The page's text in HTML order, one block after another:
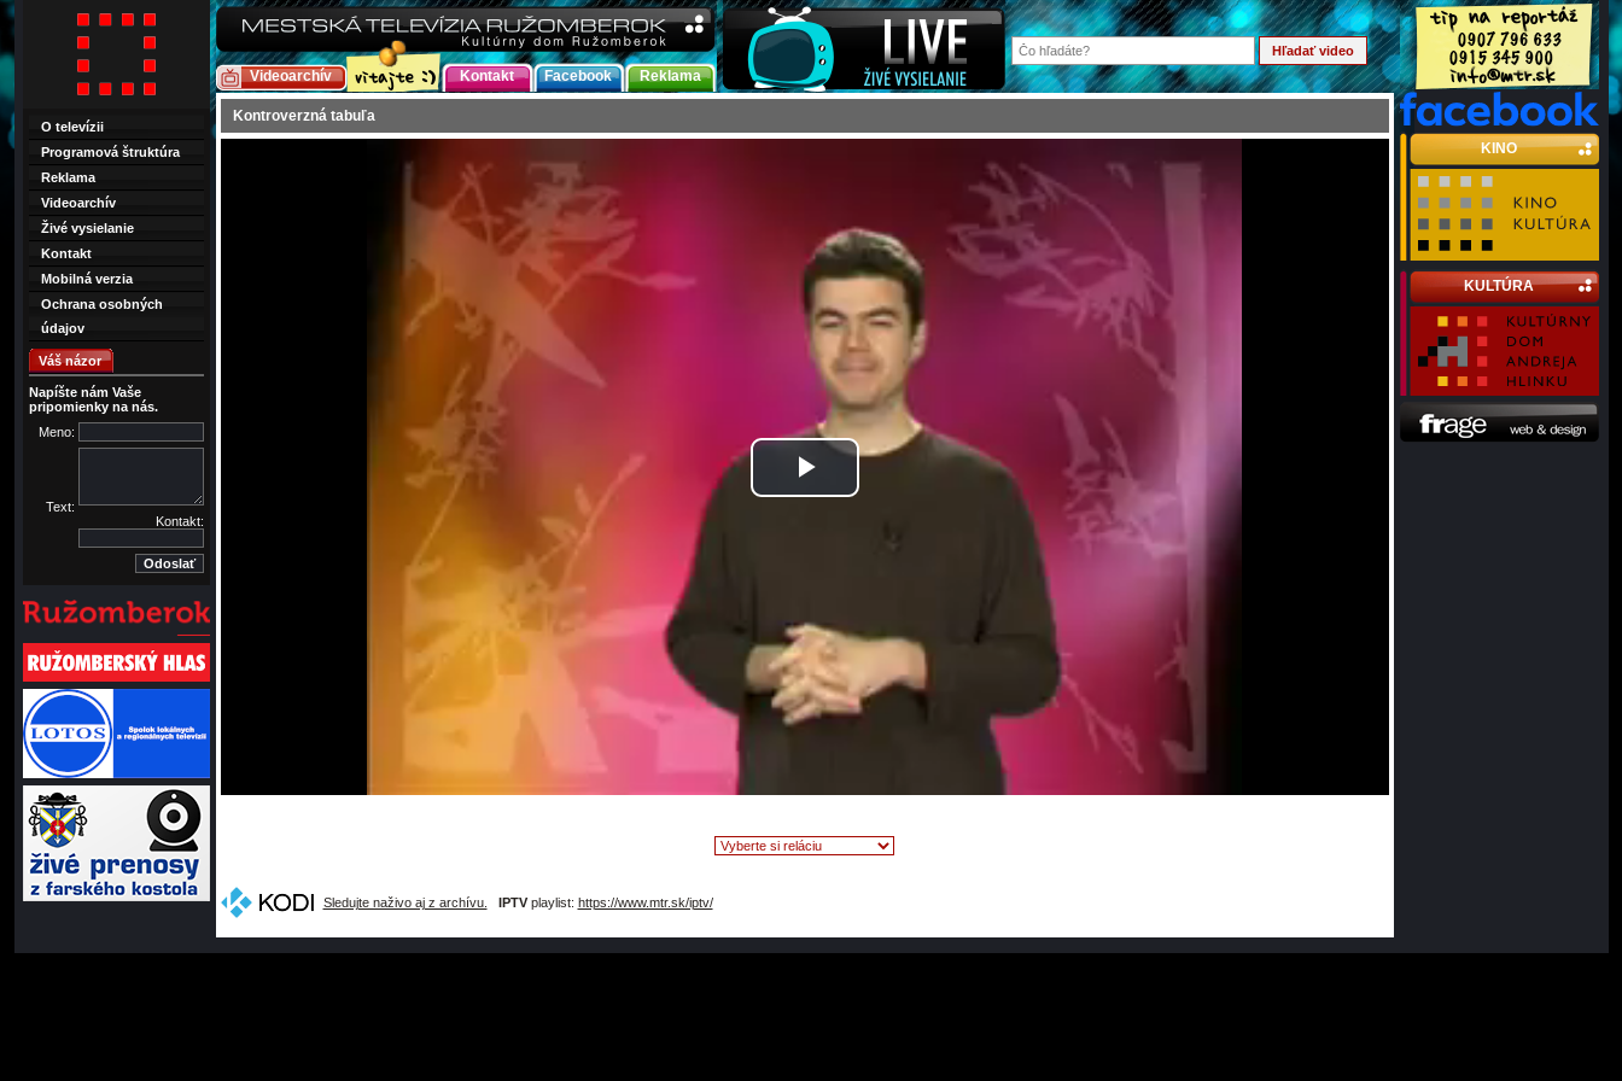
Videoarchív Kontakt Facebook Reklama
Kontroverzná tabuľa
Prehrať
Sledujte naživo aj z archívu. IPTVplaylist: https://www.mtr.sk/iptv/
O televízii
Programová štruktúra
Reklama
Videoarchív
Živé vysielanie
Kontakt
Mobilná verzia
Ochrana osobných
údajov
Váš názor
Napíšte nám Vaše
pripomienky na nás.
Meno:
Text:
Kontakt:
KINO
KULTÚRA